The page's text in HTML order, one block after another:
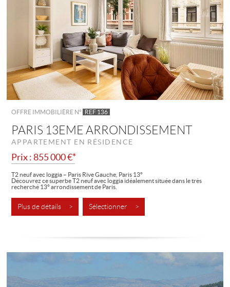
OFFRE IMMOBILIÈRE N° REF 136
PARIS 13EME ARRONDISSEMENT
APPARTEMENT EN RÉSIDENCE
Prix : 855 000 €*
T2 neuf avec loggia – Paris Rive Gauche, Paris 13°
Découvrez ce superbe T2 neuf avec loggia idéalement située dans le très
recherché 13° arrondissement de Paris.
À deux pas de la Bibliothèque...
Plus de détails > Sélectionner >